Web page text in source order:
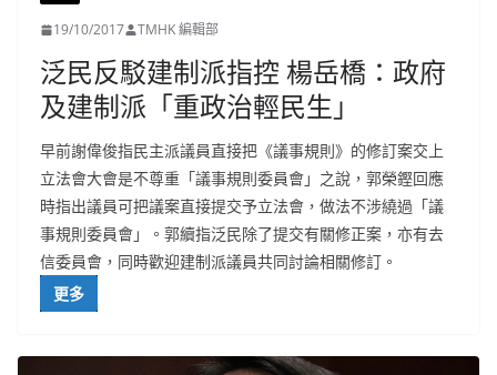
19/10/2017 TMHK 編輯部
泛民反駁建制派指控 楊岳橋：政府
及建制派「重政治輕民生」
早前謝偉俊指民主派議員直接把《議事規則》的修訂案交上
立法會大會是不尊重「議事規則委員會」之說，郭榮鏗回應
時指出議員可把議案直接提交予立法會，做法不涉繞過「議
事規則委員會」。郭續指泛民除了提交有關修正案，亦有去
信委員會，同時歡迎建制派議員共同討論相關修訂。
更多